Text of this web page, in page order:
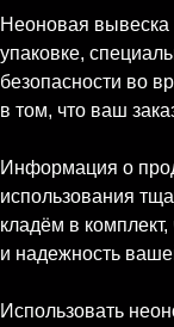
Неоновая вывеска
упаковке,
безопасности во
в том, что ваш
Информация о
использования
кладём в
и надежность
Использовать